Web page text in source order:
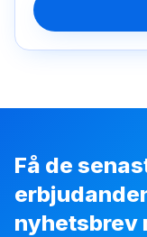
Få de
nyhetsbrev